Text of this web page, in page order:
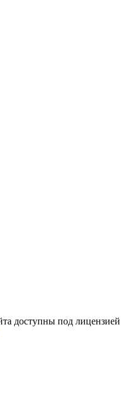
доступны под лицензией